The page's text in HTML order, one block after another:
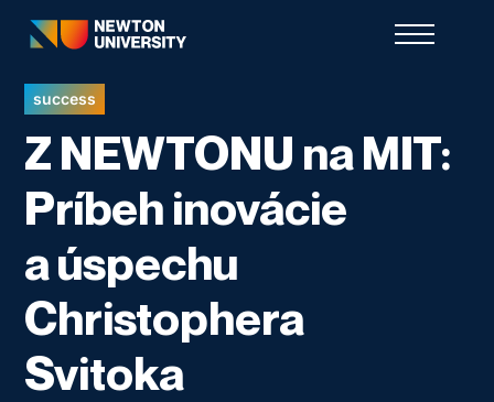
success
Z NEWTONU na MIT:
Príbeh inovácie
a úspechu
Christophera
Svitoka